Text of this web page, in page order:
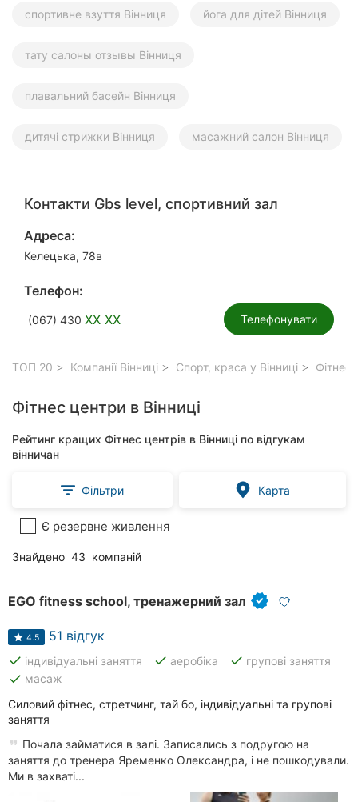
спортивне взуття Вінниця йога для дітей Вінниця
тату салоны отзывы Вінниця
плавальний басейн Вінниця
дитячі стрижки Вінниця масажний салон Вінниця
Контакти Gbs level, спортивний зал
Адреса:
Келецька, 78в
Телефон:
(067) 430 XX XX Телефонувати
ТОП 20 Компанії Вінниці Спорт, краса у Вінниці Фітнес
Фітнес центри в Вінниці
Рейтинг кращих Фітнес центрів в Вінниці по відгукам
вінничан
Фільтри Карта
Є резервне живлення
Знайдено 43 компаній
EGO fitness school, тренажерний зал
4.5 51 відгук
done індивідуальні заняття done аеробіка done групові заняття
done масаж
Силовий фітнес, стретчинг, тай бо, індивідуальні та групові
заняття
Почала займатися в залі. Записались з подругою на
заняття до тренера Яременко Олександра, і не пошкодували.
Ми в захваті...